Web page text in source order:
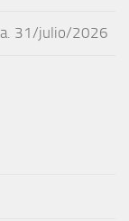
31/julio/2026